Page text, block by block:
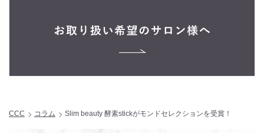
CCC コラム Slim beauty 酵素stickがモンドセレクションを受賞！